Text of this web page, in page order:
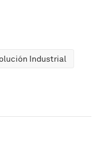
Industrial